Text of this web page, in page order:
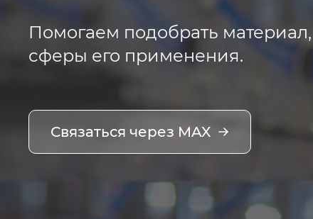
Помогаем подобрать
сферы его применения.
Связаться через MAX